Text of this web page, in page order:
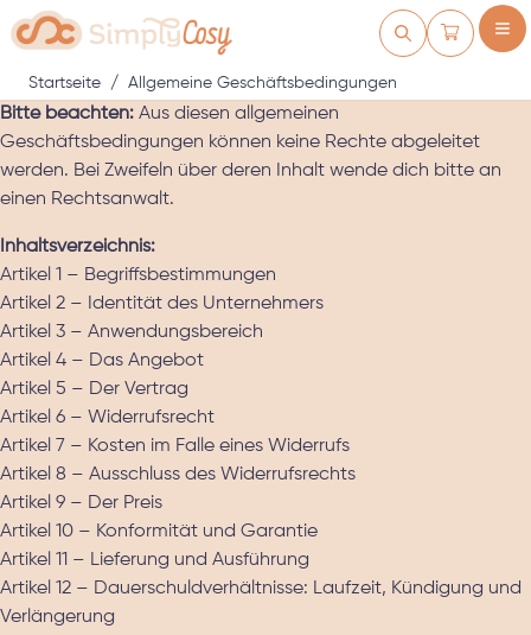
Zum Inhalt springen
Warenkorb
Startseite / Allgemeine Geschäftsbedingungen
Bitte beachten: Aus diesen allgemeinen
Geschäftsbedingungen können keine Rechte abgeleitet
werden. Bei Zweifeln über deren Inhalt wende dich bitte an
einen Rechtsanwalt.
Inhaltsverzeichnis:
Artikel 1 – Begriffsbestimmungen
Artikel 2 – Identität des Unternehmers
Artikel 3 – Anwendungsbereich
Artikel 4 – Das Angebot
Artikel 5 – Der Vertrag
Artikel 6 – Widerrufsrecht
Artikel 7 – Kosten im Falle eines Widerrufs
Artikel 8 – Ausschluss des Widerrufsrechts
Artikel 9 – Der Preis
Artikel 10 – Konformität und Garantie
Artikel 11 – Lieferung und Ausführung
Artikel 12 – Dauerschuldverhältnisse: Laufzeit, Kündigung und
Verlängerung